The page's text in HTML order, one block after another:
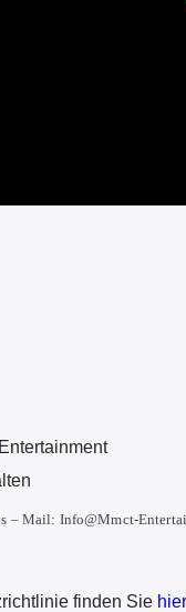
– Mail: Info@mmct-
finden Sie hier